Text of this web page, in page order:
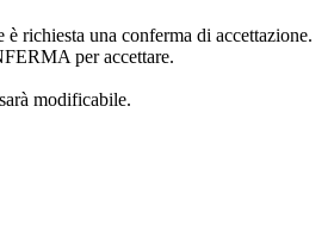
è richiesta una conferma di accettazione.
per accettare.
modificabile.